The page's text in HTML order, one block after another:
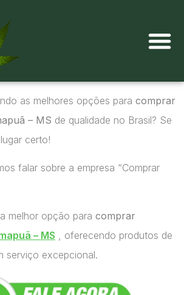
as melhores opções para comprar
– MS de qualidade no Brasil? Se
certo!
falar sobre a empresa “Comprar
melhor opção para comprar
– MS , oferecendo produtos de
serviço excepcional.